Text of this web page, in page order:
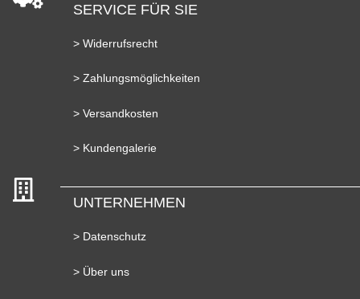
SERVICE FÜR SIE
> Widerrufsrecht
> Zahlungsmöglichkeiten
> Versandkosten
> Kundengalerie
UNTERNEHMEN
> Datenschutz
> Über uns